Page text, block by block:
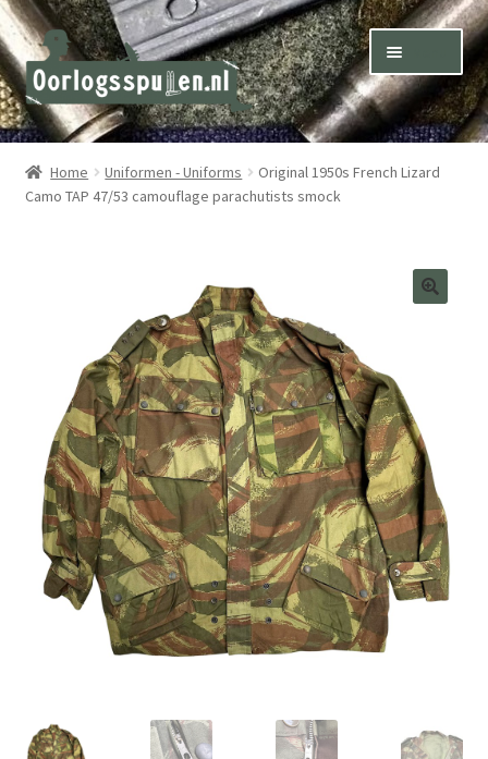
Skip
to
navigation
Skip
to
content
Winkel – Shop
Over ons – About us
Terms & Conditions – Shipping & Delivery
Home Uniformen - Uniforms
Original 1950s French Lizard
Camo TAP 47/53 camouflage parachutists smock